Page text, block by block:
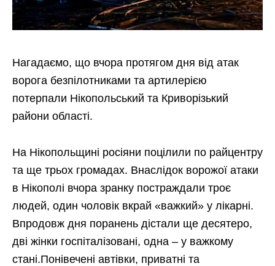
Нагадаємо, що вчора протягом дня від атак
ворога безпілотниками та артилерією
потерпали Нікопольський та Криворізький
райони області.
На Нікопольщині росіяни поцілили по райцентру
та ще трьох громадах. Внаслідок ворожої атаки
в Нікополі вчора зранку постраждали троє
людей, один чоловік вкрай «важкий» у лікарні.
Впродовж дня поранень дістали ще десятеро,
дві жінки госпіталізовані, одна – у важкому
стані.Понівечені автівки, приватні та